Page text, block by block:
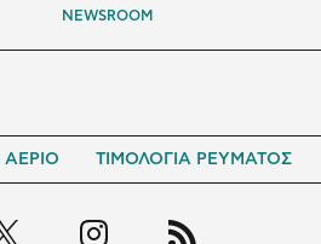
NEWSROOM
ΤΙΜΟΛΟΓΙΑ ΡΕΥΜΑΤΟΣ